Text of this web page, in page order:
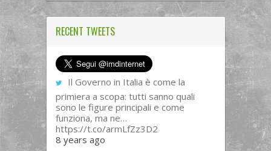
RECENT TWEETS
Il Governo in Italia è come la
primiera a scopa: tutti sanno quali
sono le figure principali e come
funziona, ma ne…
https://t.co/armLfZz3D2
8 years ago